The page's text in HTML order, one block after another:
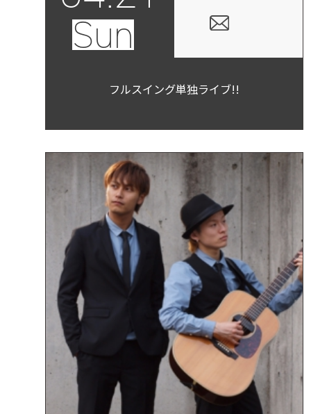
Sun
フルスイング単独ライブ!!